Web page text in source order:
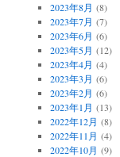
2023年8月 (8)
2023年7月 (7)
2023年6月 (6)
2023年5月 (12)
2023年4月 (4)
2023年3月 (6)
2023年2月 (6)
2023年1月 (13)
2022年12月 (8)
2022年11月 (4)
2022年10月 (9)